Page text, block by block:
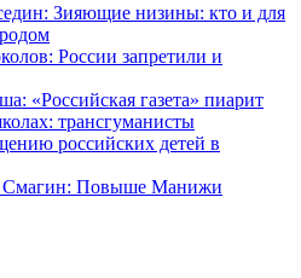
Зияющие низины: кто и для
России запретили и
«Российская газета» пиарит
трансгуманисты
российских детей в
Смагин: Повыше Манижи